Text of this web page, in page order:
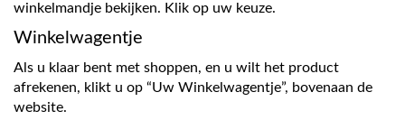
winkelmandje bekijken. Klik op uw keuze.
Winkelwagentje
Als u klaar bent met shoppen, en u wilt het product
afrekenen, klikt u op “Uw Winkelwagentje”, bovenaan de
website.